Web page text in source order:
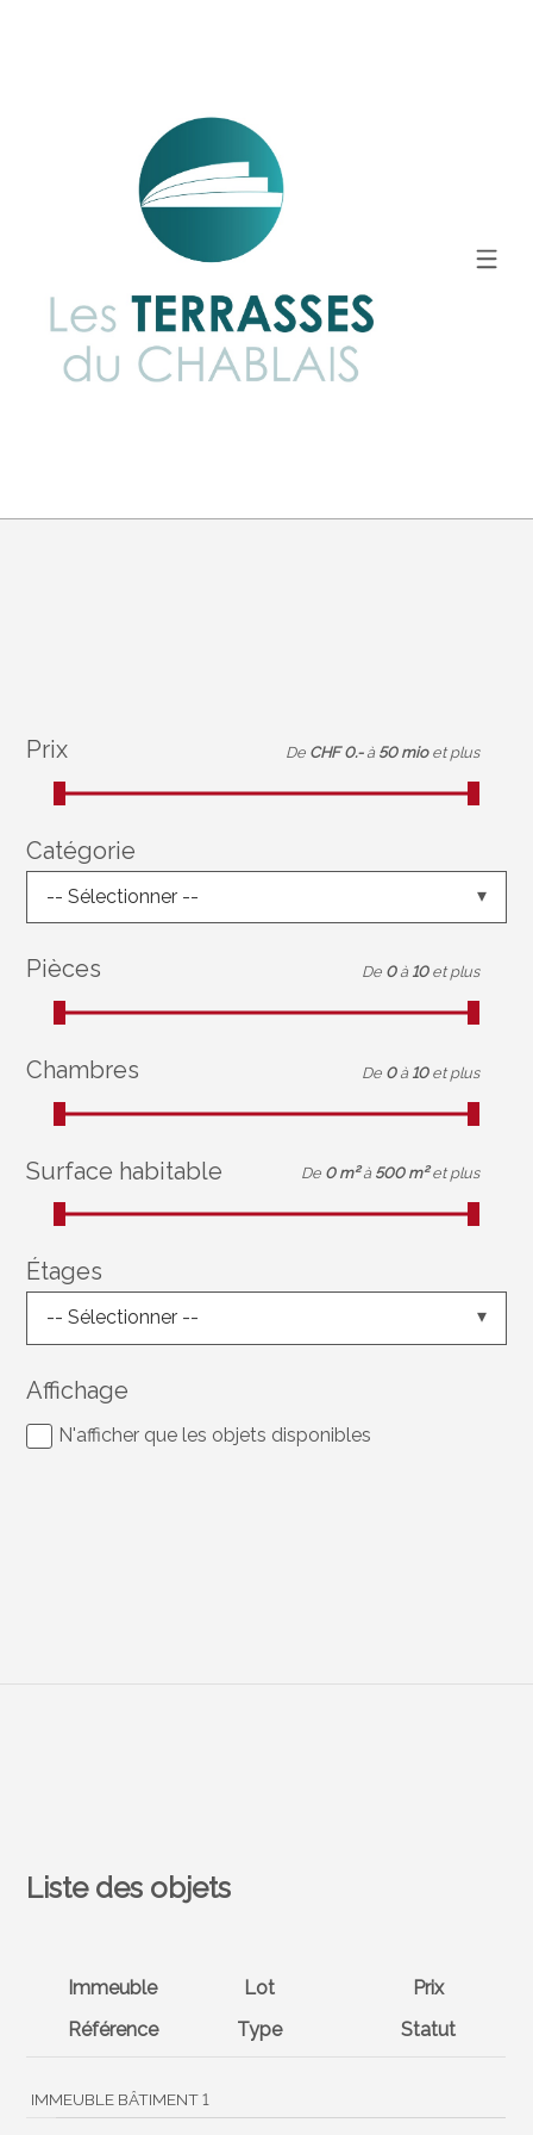
Prix De CHF 0.- à 50 mio et plus
Catégorie
-- Sélectionner --
Pièces De 0 à 10 et plus
Chambres De 0 à 10 et plus
Surface habitable De 0 m² à 500 m² et plus
Étages
-- Sélectionner --
Affichage
N'afficher que les objets disponibles
Liste des objets
Immeuble
Référence
Lot
Type
Prix
Statut
IMMEUBLE BÂTIMENT 1